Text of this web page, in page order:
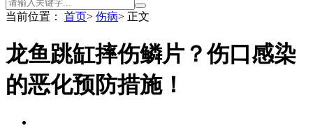
当前位置： 首页> 伤病> 正文
龙鱼跳缸摔伤鳞片？伤口感染
的恶化预防措施！